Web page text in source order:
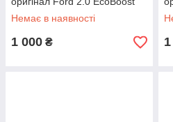
Немає в наявності
1 000 ₴